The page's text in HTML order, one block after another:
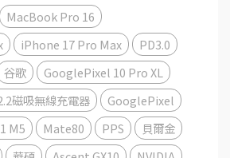
MacBook Pro 16
iPhone 17 Pro Max
PD3.0
谷歌
GooglePixel 10 Pro XL
磁吸無線充電器
GooglePixel
M5 Mate80 PPS
貝爾金